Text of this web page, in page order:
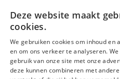
21 juli
LG-monitoren installeren
Meer kort nieuws
deLex
©Uitgeverij deLex
Deze website maakt
cookies.
We gebruiken cookies om inhoud
en om ons verkeer te analyseren.
gebruik van onze site met onze
deze kunnen combineren met